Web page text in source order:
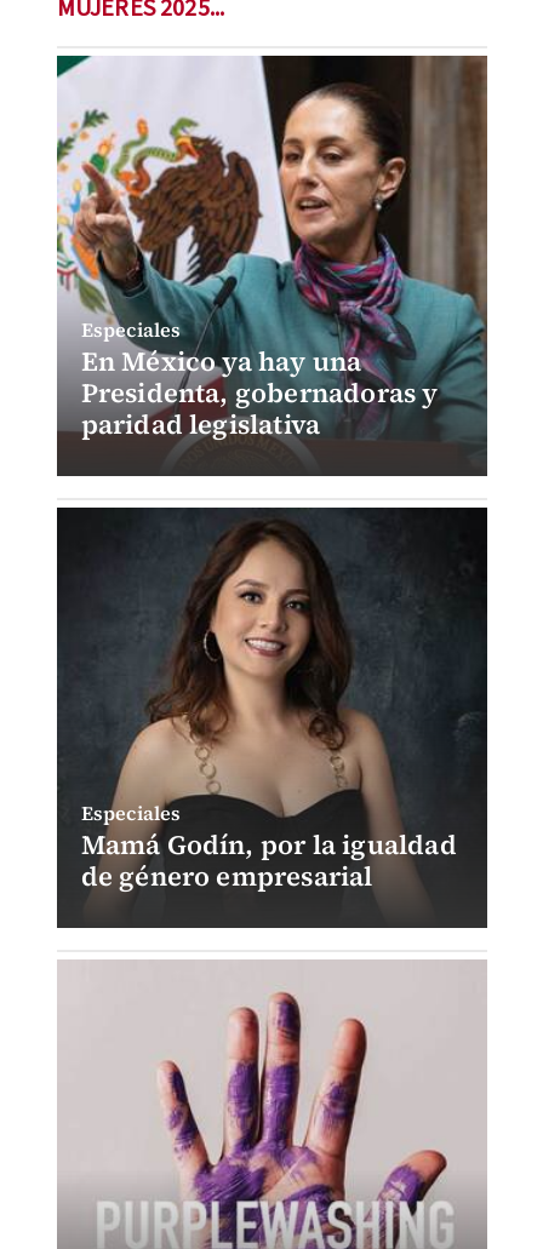
MUJERES 2025...
En México ya hay una
Presidenta, gobernadoras y
paridad legislativa
Especiales
Mamá Godín, por la igualdad
de género empresarial
Especiales